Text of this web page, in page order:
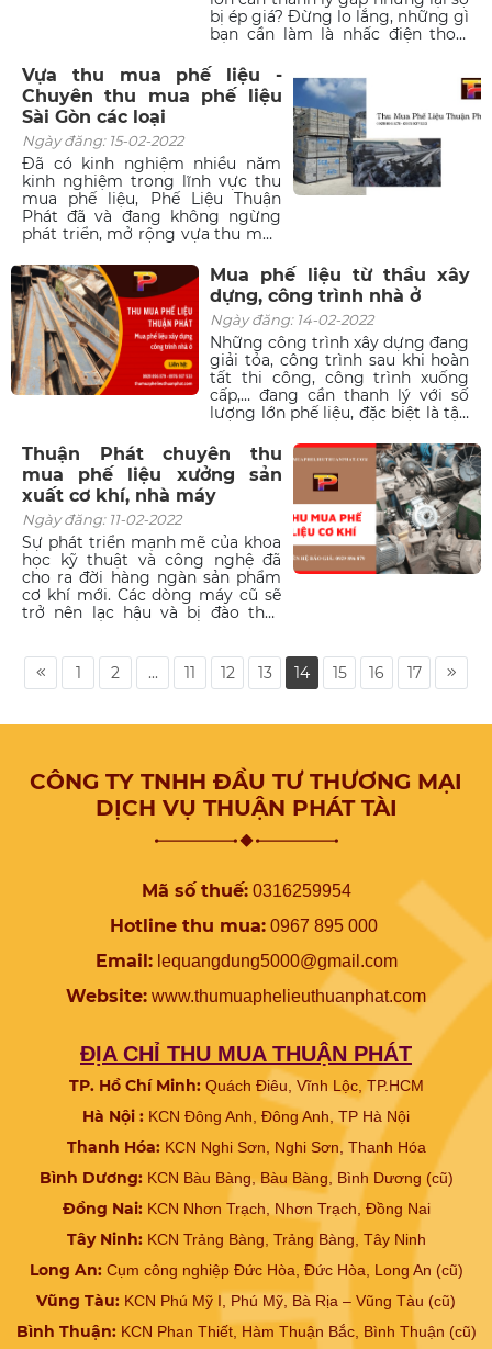
bị ép giá? Đừng lo lắng, những gì
bạn cần làm là nhấc điện thoại
Phát qua đường dây nóng 0929
896 879. Sau khi tiếp nhận thông
tin, đội ngũ tư vấn của chúng tôi
sẽ hỗ trợ từ A đến Z để quá trình
thu mua phế liệu diễn ra thật
nhanh chóng, giúp khách hàng
nhận được khoản lợi nhuận tốt
nhất.
Vựa thu mua phế liệu -
Chuyên thu mua phế liệu
Sài Gòn các loại
Ngày đăng: 15-02-2022
Đã có kinh nghiệm nhiều năm
kinh nghiệm trong lĩnh vực thu
mua phế liệu, Phế Liệu Thuận
Phát đã và đang không ngừng
phát triển, mở rộng vựa thu mua
phố, quận huyện miền Nam như:
TPHCM, Vũng Tàu, Đồng Nai,
Bình Dương, Bình Chánh, Bình
Phước, Long An, Tây Ninh... Thu
Mua Phế Liệu Thuận Phát cam
kết tiến hành thu mua trong
ngày, thanh toán nhanh chóng.
Có thể nói Phế Liệu Thuận Phát là
đối tác thu mua phế liệu uy tín
của các nhà xưởng, nhà máy, khu
công nghiệp, công ty, garage...
tại miền Nam.
Mua phế liệu từ thầu xây
dựng, công trình nhà ở
Ngày đăng: 14-02-2022
Những công trình xây dựng đang
giải tỏa, công trình sau khi hoàn
tất thi công, công trình xuống
cấp,… đang cần thanh lý với số
lượng lớn phế liệu, đặc biệt là tập
lớn như TP.HCM. Nhằm đáp ứng
nhu cầu đó của nhiều khách
hàng, Phế liệu Thuận Phát mở
rộng dịch vụ thu mua phế liệu
công trình một cách tối đa và
luôn luôn hoạt động 24/24. Hãy
gọi ngay đến Hotline: 0929 896
879 nếu bạn có nhu cầu bán phế
liệu công trình xây dựng, nhà ở.
Thuận Phát chuyên thu
mua phế liệu xưởng sản
xuất cơ khí, nhà máy
Ngày đăng: 11-02-2022
Sự phát triển mạnh mẽ của khoa
học kỹ thuật và công nghệ đã
cho ra đời hàng ngàn sản phẩm
cơ khí mới. Các dòng máy cũ sẽ
trở nên lạc hậu và bị đào thải,
nhu cầu thiết yếu của các nhà
máy, xưởng sản xuất cơ khí. Hãy
1 2 ... 11 12 13 14 15 16 17
CÔNG TY TNHH ĐẦU TƯ THƯƠNG MẠI
DỊCH VỤ THUẬN PHÁT TÀI
Mã số thuế:0316259954
Hotline thu mua: 0967 895 000
Email:lequangdung5000@gmail.com
Website: www.thumuaphelieuthuanphat.com
ĐỊA CHỈ THU MUA THUẬN PHÁT
TP. Hồ Chí Minh:Quách Điêu, Vĩnh Lộc, TP.HCM
Hà Nội : KCN Đông Anh, Đông Anh, TP Hà Nội
Thanh Hóa:KCN Nghi Sơn, Nghi Sơn, Thanh Hóa
Bình Dương:KCN Bàu Bàng, Bàu Bàng, Bình Dương (cũ)
Đồng Nai: KCN Nhơn Trạch, Nhơn Trạch, Đồng Nai
Tây Ninh: KCN Trảng Bàng, Trảng Bàng, Tây Ninh
Long An: Cụm công nghiệp Đức Hòa, Đức Hòa, Long An (cũ)
Vũng Tàu: KCN Phú Mỹ I, Phú Mỹ, Bà Rịa – Vũng Tàu (cũ)
Bình Thuận:KCN Phan Thiết, Hàm Thuận Bắc, Bình Thuận (cũ)